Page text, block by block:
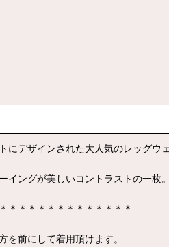
にデザインされた大人気のレッグウ
イングが美しいコントラストの一枚
＊＊＊＊＊＊＊＊＊＊＊＊＊
を前にして着用頂けます。